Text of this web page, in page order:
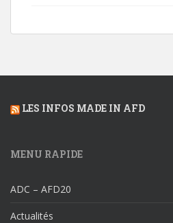
LES INFOS MADE IN AFD
MENU RAPIDE
ADC – AFD20
Actualités